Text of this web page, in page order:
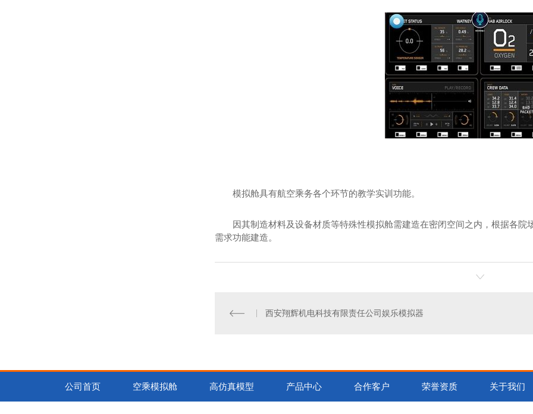
模拟舱具有航空乘务各个环节的教学实训功能。
因其制造材料及设备材质等特殊性模拟舱需建造在密闭空间之内，根据各
需求功能建造。
西安翔辉机电科技有限责任公司娱乐模拟器
公司首页 空乘模拟舱 高仿真模型 产品中心 合作客户 荣誉资质 关于我们